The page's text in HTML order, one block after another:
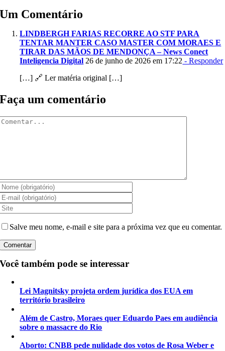
Um Comentário
LINDBERGH FARIAS RECORRE AO STF PARA
TENTAR MANTER CASO MASTER COM MORAES E
TIRAR DAS MÃOS DE MENDONÇA – News Conect
Inteligencia Digital 26 de junho de 2026 em 17:22 - Responder
[…] 🔗 Ler matéria original […]
Faça um comentário
Salve meu nome, e-mail e site para a próxima vez que eu comentar.
Você também pode se interessar
Lei Magnitsky projeta ordem jurídica dos EUA em
território brasileiro
Além de Castro, Moraes quer Eduardo Paes em audiência
sobre o massacre do Rio
Aborto: CNBB pede nulidade dos votos de Rosa Weber e